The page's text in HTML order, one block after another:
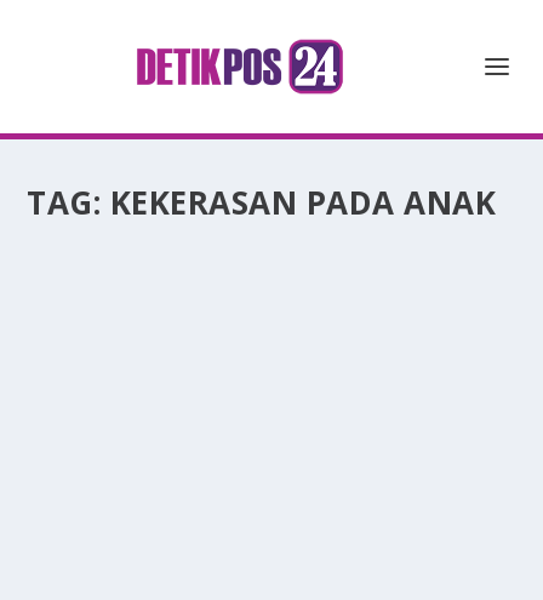
TAG: KEKERASAN PADA ANAK